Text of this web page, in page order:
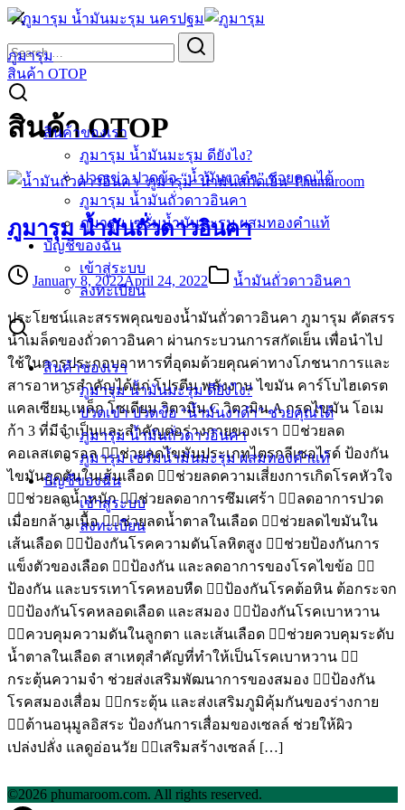
Skip
content
ภูมารุม
สินค้าของเรา
ภูมารุม น้ำมันมะรุม ดียังไง?
ปวดเข่า ปวดข้อ “น้ำมันงาดำ” ช่วยคุณได้
ภูมารุม น้ำมันถั่วดาวอินคา
ภูมารุม เซรั่มน้ำมันมะรุม ผสมทองคำแท้
บัญชีของฉัน
เข้าสู่ระบบ
ลงทะเบียน
สินค้าของเรา
ภูมารุม น้ำมันมะรุม ดียังไง?
ปวดเข่า ปวดข้อ “น้ำมันงาดำ” ช่วยคุณได้
ภูมารุม น้ำมันถั่วดาวอินคา
ภูมารุม เซรั่มน้ำมันมะรุม ผสมทองคำแท้
บัญชีของฉัน
เข้าสู่ระบบ
ลงทะเบียน
for:
สินค้า OTOP
สินค้า OTOP
ภูมารุม น้ำมันถั่วดาวอินคา
January 8, 2022April 24, 2022 น้ำมันถั่วดาวอินคา
ประโยชน์และสรรพคุณของน้ำมันถั่วดาวอินคา ภูมารุม คัดสรร
นำเมล็ดของถั่วดาวอินคา ผ่านกระบวนการสกัดเย็น เพื่อนำไป
ใช้ในการประกอบอาหารที่อุดมด้วยคุณค่าทางโภชนาการและ
สารอาหารสำคัญได้แก่ โปรตีน พลังงาน ไขมัน คาร์โบไฮเดรต
แคลเซียม เหล็ก โซเดียม วิตามิน C วิตามิน A กรดไขมัน โอเม
ก้า 3 ที่มีจำเป็นและสำคัญต่อร่างกายของเรา 👉🏻ช่วยลด
คอเลสเตอรอล 👉🏻ช่วยลดไขมันประเภทไตรกลีเซอไรด์ ป้องกัน
ไขมันอุดตันในเส้นเลือด 👉🏻ช่วยลดความเสี่ยงการเกิดโรคหัวใจ
👉🏻ช่วยลดน้ำหนัก 👉🏻ช่วยลดอาการซึมเศร้า 👉🏻ลดอาการปวด
เมื่อยกล้ามเนื้อ 👉🏻ช่วยลดน้ำตาลในเลือด 👉🏻ช่วยลดไขมันใน
เส้นเลือด 👉🏻ป้องกันโรคความดันโลหิตสูง 👉🏻ช่วยป้องกันการ
แข็งตัวของเลือด 👉🏻ป้องกัน และลดอาการของโรคไขข้อ 👉🏻
ป้องกัน และบรรเทาโรคหอบหืด 👉🏻ป้องกันโรคต้อหิน ต้อกระจก
👉🏻ป้องกันโรคหลอดเลือด และสมอง 👉🏻ป้องกันโรคเบาหวาน
👉🏻ควบคุมความดันในลูกตา และเส้นเลือด 👉🏻ช่วยควบคุมระดับ
น้ำตาลในเลือด สาเหตุสำคัญที่ทำให้เป็นโรคเบาหวาน 👉🏻
กระตุ้นความจำ ช่วยส่งเสริมพัฒนาการของสมอง 👉🏻ป้องกัน
โรคสมองเสื่อม 👉🏻กระตุ้น และส่งเสริมภูมิคุ้มกันของร่างกาย
👉🏻ต้านอนุมูลอิสระ ป้องกันการเสื่อมของเซลล์ ช่วยให้ผิว
เปล่งปลั่ง แลดูอ่อนวัย 👉🏻เสริมสร้างเซลล์ […]
©2026 phumaroom.com. All rights reserved.